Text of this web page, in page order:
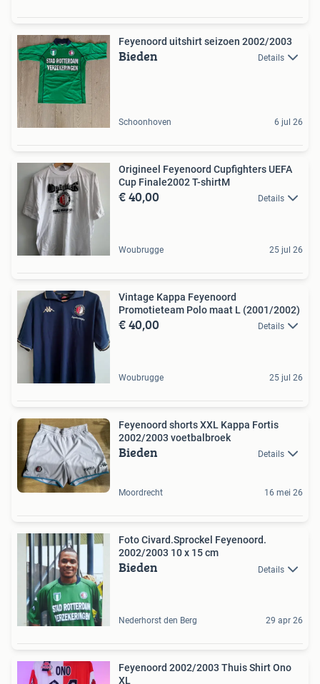
Feyenoord uitshirt seizoen 2002/2003
Bieden Details
Schoonhoven 6 jul 26
Origineel Feyenoord Cupfighters UEFA
Cup Finale2002 T-shirtM
€ 40,00 Details
Woubrugge 25 jul 26
Vintage Kappa Feyenoord
Promotieteam Polo maat L (2001/2002)
€ 40,00 Details
Woubrugge 25 jul 26
Feyenoord shorts XXL Kappa Fortis
2002/2003 voetbalbroek
Bieden Details
Moordrecht 16 mei 26
Foto Civard.Sprockel Feyenoord.
2002/2003 10 x 15 cm
Bieden Details
Nederhorst den Berg 29 apr 26
Feyenoord 2002/2003 Thuis Shirt Ono
XL